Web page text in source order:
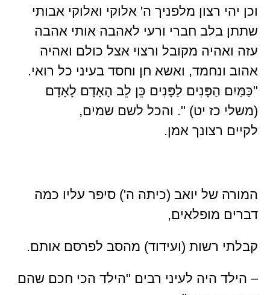
וכן יהי רצון מלפניך ה' אלוקי ואלוקי אבותי
שתתן בלב חברי ורעי לאהבה אותי אהבה
עזה ואהיה מקובל ורצוי אצל כולם ואהיה
אהוב ונחמד, ואשא חן וחסד בעיני כל רואי.
"כַּמַּיִם הַפָּנִים לַפָּנִים כֵּן לֵב הָאָדָם לָאָדָם
(משלי כז יט) ". והכל לשם שמים,
לקיים רצונך אמן.
המורה של יואב (כיתה ה') סיפר עליו כמה
דברים מופלאים,
קבלתי רשות (ועידוד) מהסב לפרסם אותם.
– הילד היה לעיני רבים "הילד הכי חכם שהם